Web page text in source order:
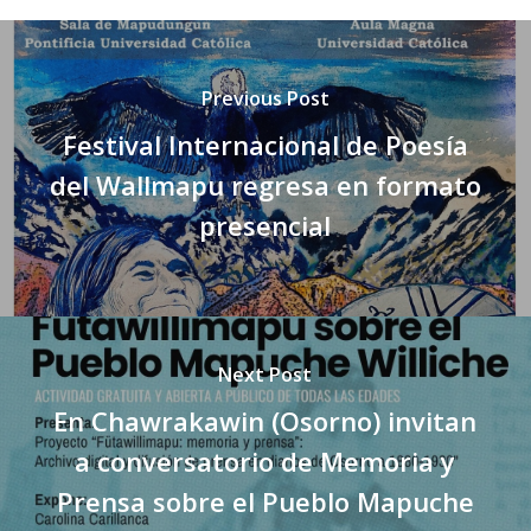
Previous Post
Festival Internacional de Poesía
del Wallmapu regresa en formato
presencial
Next Post
En Chawrakawin (Osorno) invitan
a conversatorio de Memoria y
Prensa sobre el Pueblo Mapuche